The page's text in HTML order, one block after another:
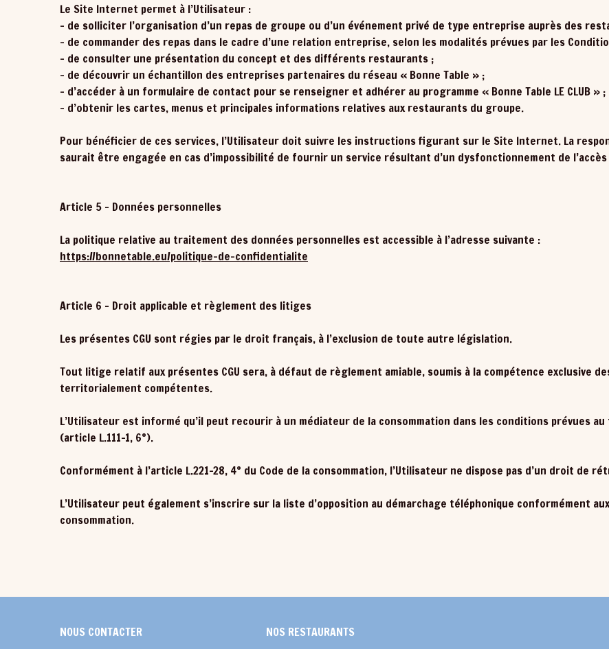
Le Site Internet permet à l’Utilisateur :
- de solliciter l’organisation d’un repas de groupe ou d’un événement privé de type entreprise auprès des
- de commander des repas dans le cadre d’une relation entreprise, selon les modalités prévues par les
- de consulter une présentation du concept et des différents restaurants ;
- de découvrir un échantillon des entreprises partenaires du réseau « Bonne Table » ;
- d’accéder à un formulaire de contact pour se renseigner et adhérer au programme « Bonne Table LE CLUB » ;
- d’obtenir les cartes, menus et principales informations relatives aux restaurants du groupe.
Pour bénéficier de ces services, l’Utilisateur doit suivre les instructions figurant sur le Site Internet. La
saurait être engagée en cas d’impossibilité de fournir un service résultant d’un dysfonctionnement de
Article 5 – Données personnelles
La politique relative au traitement des données personnelles est accessible à l’adresse suivante :
https://bonnetable.eu/politique-de-confidentialite
Article 6 – Droit applicable et règlement des litiges
Les présentes CGU sont régies par le droit français, à l’exclusion de toute autre législation.
Tout litige relatif aux présentes CGU sera, à défaut de règlement amiable, soumis à la compétence exclusive
territorialement compétentes.
L’Utilisateur est informé qu’il peut recourir à un médiateur de la consommation dans les conditions prévues
(article L.111-1, 6°).
Conformément à l’article L.221-28, 4° du Code de la consommation, l’Utilisateur ne dispose pas d’un droit de
L’Utilisateur peut également s’inscrire sur la liste d’opposition au démarchage téléphonique conformément
consommation.
NOUS CONTACTER NOS RESTAURANTS